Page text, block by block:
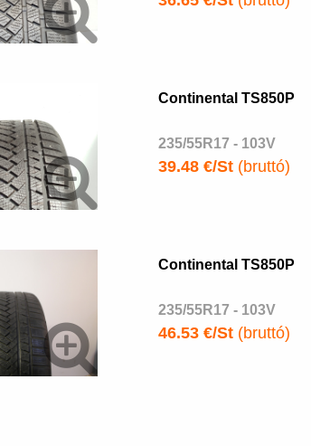
Continental TS850P
235/55R17 - 103V
39.48 €/St(bruttó)
Continental TS850P
235/55R17 - 103V
46.53 €/St(bruttó)